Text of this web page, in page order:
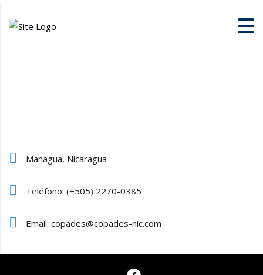
Managua, Nicaragua
Teléfono: (+505) 2270-0385
Email: copades@copades-nic.com